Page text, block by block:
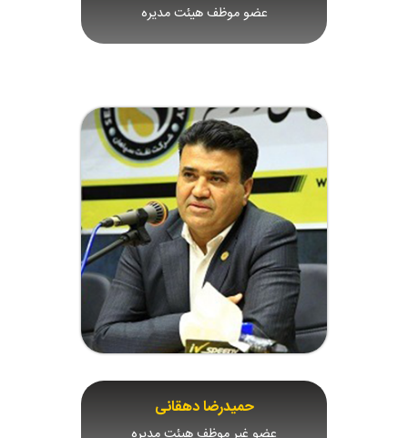
عضو موظف هیئت مدیره
حميدرضا دهقانی